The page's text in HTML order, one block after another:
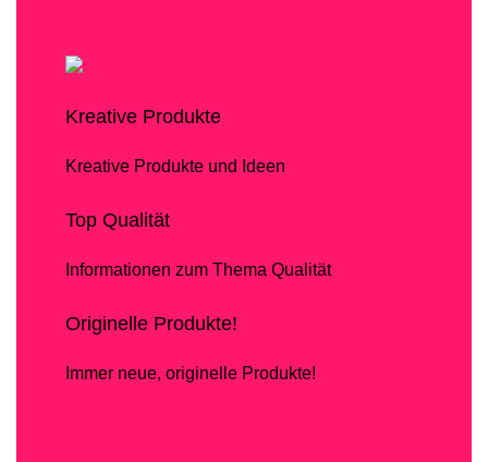
Kreative Produkte
Kreative Produkte und Ideen
Top Qualität
Informationen zum Thema Qualität
Originelle Produkte!
Immer neue, originelle Produkte!